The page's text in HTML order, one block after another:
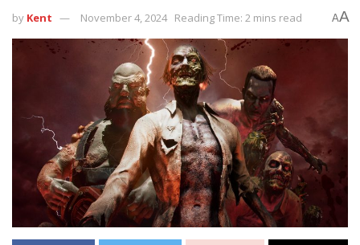
by Kent November 4, 2024 Reading Time: 2 mins read AA